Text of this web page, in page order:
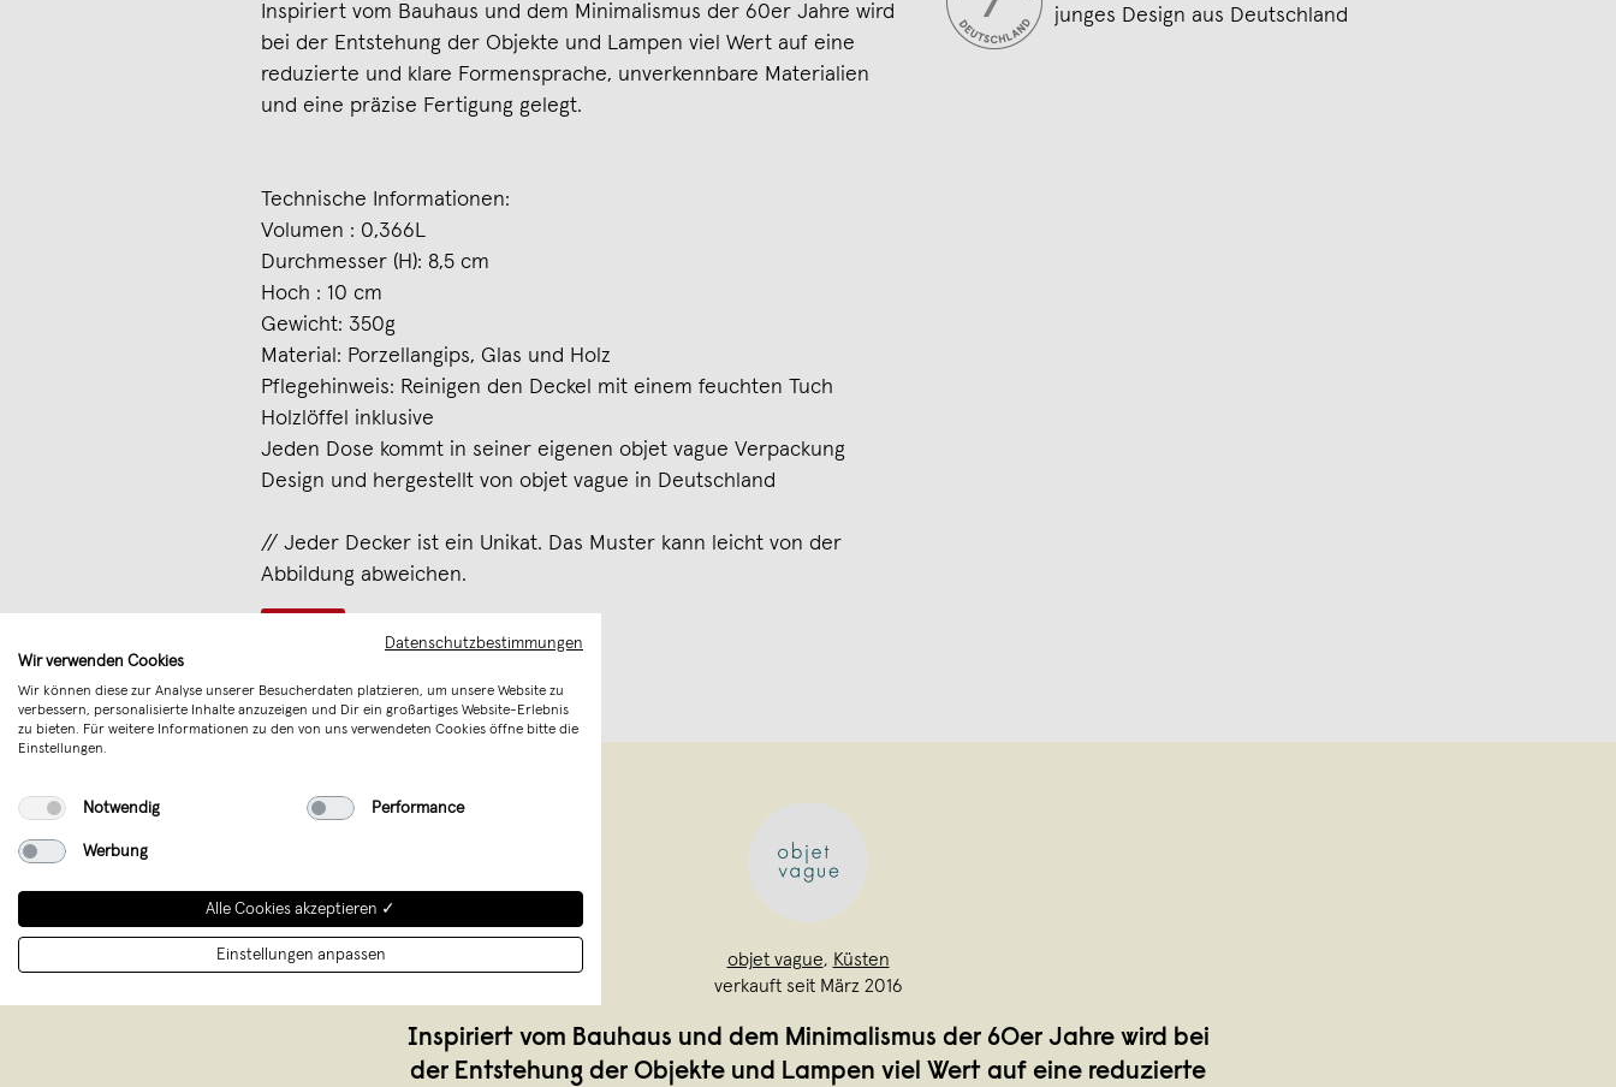
Inspiriert vom Bauhaus und dem Minimalismus der 60er Jahre wird
bei der Entstehung der Objekte und Lampen viel Wert auf eine
reduzierte und klare Formensprache, unverkennbare Materialien
und eine präzise Fertigung gelegt.
Technische Informationen:
Volumen : 0,366L
Durchmesser (H): 8,5 cm
Hoch : 10 cm
Gewicht: 350g
Material: Porzellangips, Glas und Holz
Pflegehinweis: Reinigen den Deckel mit einem feuchten Tuch
Holzlöffel inklusive
Jeden Dose kommt in seiner eigenen objet vague Verpackung
Design und hergestellt von objet vague in Deutschland
// Jeder Decker ist ein Unikat. Das Muster kann leicht von der
Abbildung abweichen.
junges Design aus Deutschland
objet vague, Küsten
verkauft seit März 2016
Inspiriert vom Bauhaus und dem Minimalismus der 60er Jahre wird bei
der Entstehung der Objekte und Lampen viel Wert auf eine reduzierte
Datenschutzbestimmungen
Wir verwenden Cookies
Wir können diese zur Analyse unserer Besucherdaten platzieren, um unsere Website zu
verbessern, personalisierte Inhalte anzuzeigen und Dir ein großartiges Website-Erlebnis
zu bieten. Für weitere Informationen zu den von uns verwendeten Cookies öffne bitte die
Einstellungen.
Notwendig Performance
Werbung
Alle Cookies akzeptieren ✓
Einstellungen anpassen